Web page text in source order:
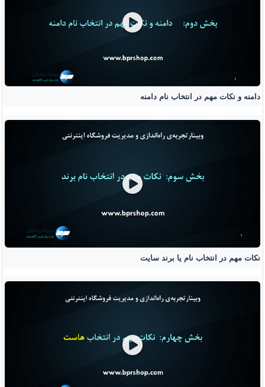
دامنه و نکات مهم در انتخاب نام دامنه
نکات مهم در انتخاب نام یا برند سایت